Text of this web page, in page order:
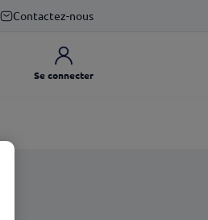
Contactez-nous
Se connecter